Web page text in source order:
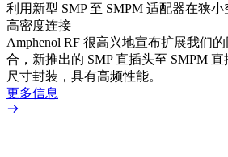
利用新型 SMP 至 SMPM 适配器在狭
高密度连接
Amphenol RF 很高兴地宣布扩展我们
合，新推出的 SMP 直插头至 SMPM
尺寸封装，具有高频性能。
更多信息